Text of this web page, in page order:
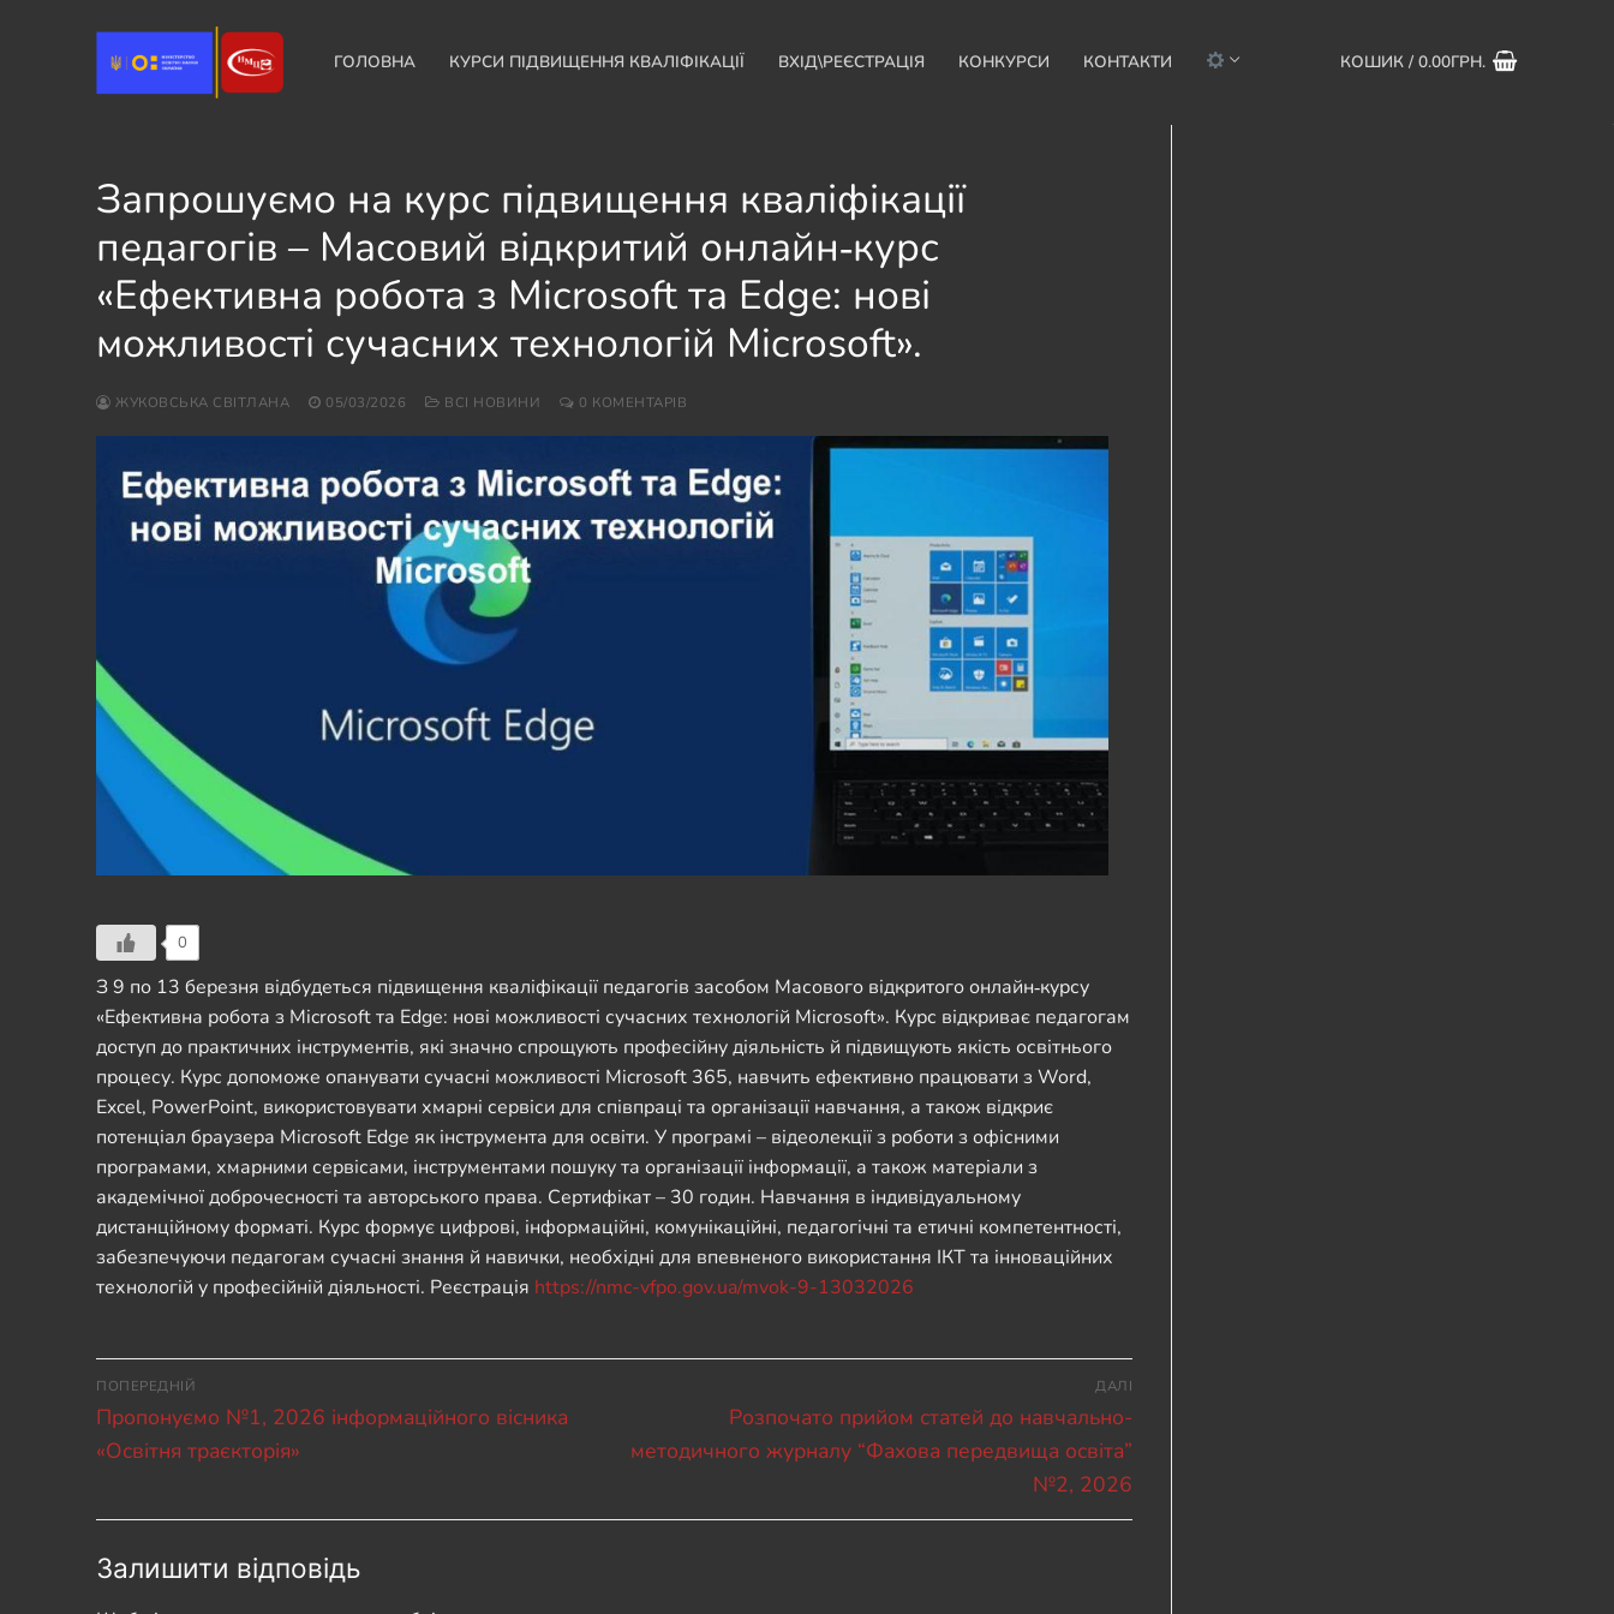
ГОЛОВНА КУРСИ ПІДВИЩЕННЯ КВАЛІФІКАЦІЇ ВХІД\РЕЄСТРАЦІЯ КОНКУРСИ КОНТАКТИ КОШИК / 0.00ГРН.
Запрошуємо на курс підвищення кваліфікації
педагогів – Масовий відкритий онлайн‑курс
«Ефективна робота з Microsoft та Edge: нові
можливості сучасних технологій Microsoft».
ЖУКОВСЬКА СВІТЛАНА 05/03/2026 ВСІ НОВИНИ 0 КОМЕНТАРІВ
0
З 9 по 13 березня відбудеться підвищення кваліфікації педагогів засобом Масового відкритого онлайн‑курсу
«Ефективна робота з Microsoft та Edge: нові можливості сучасних технологій Microsoft». Курс відкриває педагогам
доступ до практичних інструментів, які значно спрощують професійну діяльність й підвищують якість освітнього
процесу. Курс допоможе опанувати сучасні можливості Microsoft 365, навчить ефективно працювати з Word,
Excel, PowerPoint, використовувати хмарні сервіси для співпраці та організації навчання, а також відкриє
потенціал браузера Microsoft Edge як інструмента для освіти. У програмі – відеолекції з роботи з офісними
програмами, хмарними сервісами, інструментами пошуку та організації інформації, а також матеріали з
академічної доброчесності та авторського права. Сертифікат – 30 годин. Навчання в індивідуальному
дистанційному форматі. Курс формує цифрові, інформаційні, комунікаційні, педагогічні та етичні компетентності,
забезпечуючи педагогам сучасні знання й навички, необхідні для впевненого використання ІКТ та інноваційних
технологій у професійній діяльності. Реєстрація https://nmc-vfpo.gov.ua/mvok-9-13032026
Навігація
записів
ПОПЕРЕДНІЙ
Попередній
запис:
Пропонуємо №1, 2026 інформаційного вісника
«Освітня траєкторія»
ДАЛІ
Наступний
запис:
Розпочато прийом статей до навчально-
методичного журналу “Фахова передвища освіта”
№2, 2026
Залишити відповідь